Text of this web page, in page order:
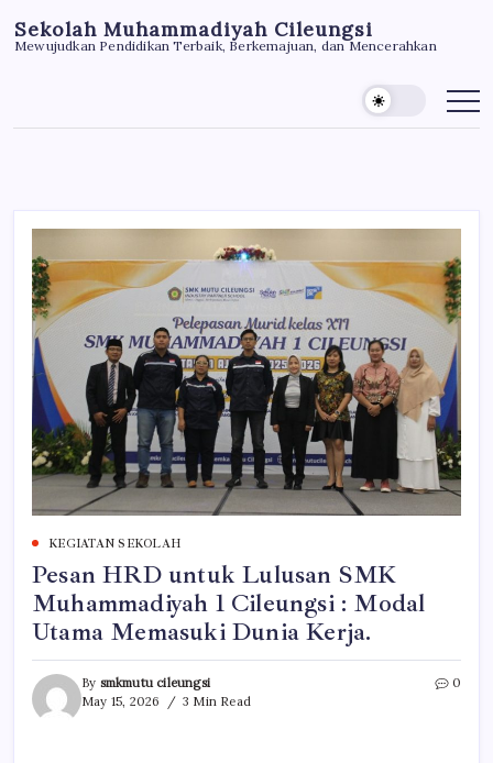
toSekolah Muhammadiyah Cileungsi
Mewujudkan Pendidikan Terbaik, Berkemajuan, dan Mencerahkan
KEGIATAN SEKOLAH
Pesan HRD untuk Lulusan SMK
Muhammadiyah 1 Cileungsi : Modal
Utama Memasuki Dunia Kerja.
By smkmutu cileungsi
May 15, 2026
3 Min Read
0